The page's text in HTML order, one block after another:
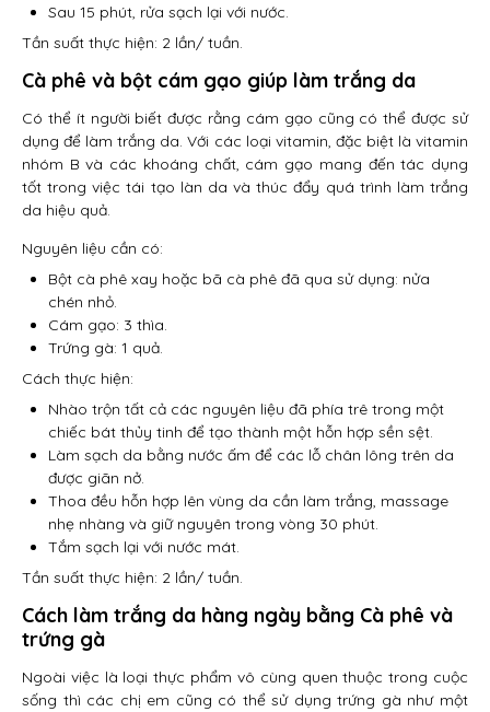
Sau 15 phút, rửa sạch lại với nước.
Tần suất thực hiện: 2 lần/ tuần.
Cà phê và bột cám gạo giúp làm trắng da
Có thể ít người biết được rằng cám gạo cũng có thể được sử
dụng để làm trắng da. Với các loại vitamin, đặc biệt là vitamin
nhóm B và các khoáng chất, cám gạo mang đến tác dụng
tốt trong việc tái tạo làn da và thúc đẩy quá trình làm trắng
da hiệu quả.
Nguyên liệu cần có:
Bột cà phê xay hoặc bã cà phê đã qua sử dụng: nửa
chén nhỏ.
Cám gạo: 3 thìa.
Trứng gà: 1 quả.
Cách thực hiện:
Nhào trộn tất cả các nguyên liệu đã phía trê trong một
chiếc bát thủy tinh để tạo thành một hỗn hợp sền sệt.
Làm sạch da bằng nước ấm để các lỗ chân lông trên da
được giãn nở.
Thoa đều hỗn hợp lên vùng da cần làm trắng, massage
nhẹ nhàng và giữ nguyên trong vòng 30 phút.
Tắm sạch lại với nước mát.
Tần suất thực hiện: 2 lần/ tuần.
Cách làm trắng da hàng ngày bằng Cà phê và
trứng gà
Ngoài việc là loại thực phẩm vô cùng quen thuộc trong cuộc
sống thì các chị em cũng có thể sử dụng trứng gà như một